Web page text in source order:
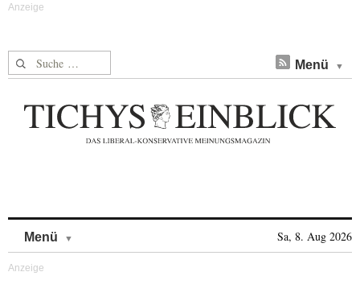
Suche nach: Menü
Menü Sa, 8. Aug 2026